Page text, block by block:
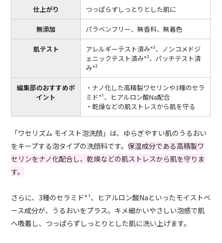
仕上がり つっぱらずしっとりとした肌に
無添加 パラベンフリー、無香料、無着色
肌テスト
アレルギーテスト済み*²、ノンコメドジ
ェニックテスト済み*²、パッチテスト済
み*²
編集部のおすすめポ
イント
・ナノ化した高精製ワセリンや3種のセラ
ミド*¹、ヒアルロン酸Na配合
・乾燥などの肌ストレスから肌を守る
「ワセリズム モイスト泡洗顔」は、ゆらぎやすい肌のうるおい
をキープする泡タイプの洗顔料です。保湿成分である高精製ワ
セリンをナノ化配合し、乾燥などの肌ストレスから肌を守りま
す。
さらに、3種のセラミド*¹、ヒアルロン酸Naといったモイストベ
ース成分が、うるおいをプラス。キメ細かいやさしい泡感で肌
へ吸着し、つっぱらずしっとりとした肌に洗い上げます。